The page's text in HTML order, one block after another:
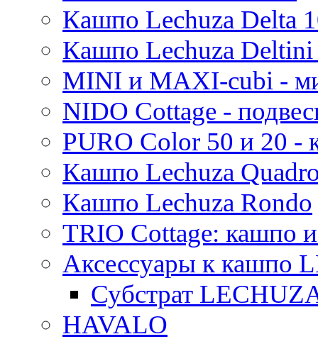
Кашпо Lechuza Delta
Кашпо Lechuza
MINI и MAXI-cubi -
NIDO Cottage -
PURO Color 50 и 20
Кашпо Lechuza
Кашпо Lechuza Rondo
TRIO Cottage: кашпо
Аксессуары к кашпо
Субстрат
HAVALO